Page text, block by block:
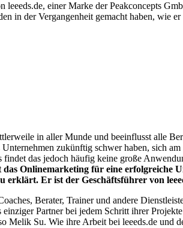
leeeds.de, einer Marke der Peakconcepts
in der Vergangenheit gemacht haben, wie
in aller Munde und beeinflusst alle
zukünftig schwer haben, sich
findet das jedoch häufig keine große
das Onlinemarketing für eine erfolgreiche
erklärt. Er ist der Geschäftsführer von
Berater, Trainer und andere
Partner bei jedem Schritt ihrer
Melik Su. Wie ihre Arbeit bei leeeds.de und